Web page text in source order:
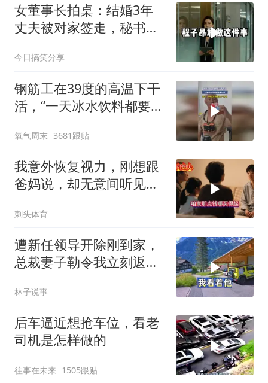
女董事长拍桌：结婚3年
丈夫被对家签走，秘书：
今日搞笑分享
钢筋工在39度的高温下干
活，“一天冰水饮料都要喝
根本没力气干活
氧气周末 3681跟贴
我意外恢复视力，刚想跟
爸妈说，却无意间听见妹
刺头体育
遭新任领导开除刚到家，
总裁妻子勒令我立刻返
林子说事
后车逼近想抢车位，看老
司机是怎样做的
往事在未来 1505跟贴